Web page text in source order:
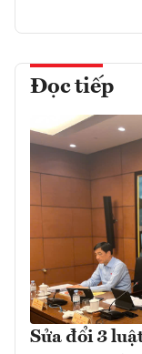
Đọc tiếp
Sửa đổi 3